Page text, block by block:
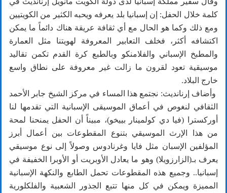
كلمة خلال الحفل: إن إسبانيا بلد يعرفه ويحبه الكثير من الكويتيين
ومع ذلك وكما هو الحال مع أي ثقافة عريقة هناك دائماً ما يمكن
اكتشافه أكثر، فخلف التعابير المعروفة لهويتنا مثل العمارة
والمطبخ الإسباني والفلامنكو وبالطبع كرة القدم تكمن تقاليد
موسيقية تعود لقرون ما زالت غير معروفة على نطاق واسع
خارج البلاد.
وأضاف إرنانديث: نجتمع هذا المساء في مركز الشيخ جابر الأحمد
الثقافي لنغوص في أعماق الموسيقى الإسبانية التي تقدمها لنا
أوركسترا (فيا دي كولمينار بييخو)، مبيناً أن الحفل يمنحنا لمحة
من هذا الإرث الموسيقي بتنوع المقطوعات بين أعمال أبرز
المؤلفين الإسبان مثل فايا وغرنادوس وصولاً إلى نوع موسيقي
يعرف بـ(الزارزويلا) وهو ما يعادل الأوبريت أو الأوبرا الخفيفة في
إسبانيا.. وجميع هذه المقطوعات تحمل الطابع والنكهة الإسبانية
المميزة ويمكن في كل منها تتبع الجذور الشعبية والفلكلورية